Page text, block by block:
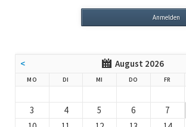
< August 2026
MO DI MI DO NNERSTAG
FR
3
4 5 6 7